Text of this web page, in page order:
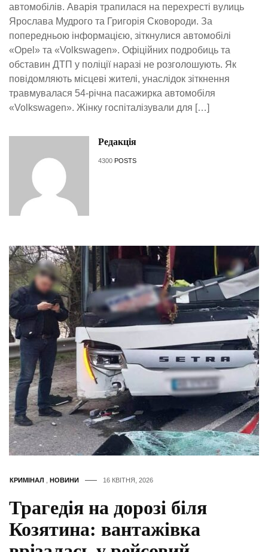
автомобілів. Аварія трапилася на перехресті вулиць
Ярослава Мудрого та Григорія Сковороди. За
попередньою інформацією, зіткнулися автомобілі
«Opel» та «Volkswagen». Офіційних подробиць та
обставин ДТП у поліції наразі не розголошують. Як
повідомляють місцеві жителі, унаслідок зіткнення
травмувалася 54-річна пасажирка автомобіля
«Volkswagen». Жінку госпіталізували для […]
Редакція
4300 POSTS
КРИМІНАЛ НОВИНИ 16 КВІТНЯ, 2026
Трагедія на дорозі біля
Козятина: вантажівка